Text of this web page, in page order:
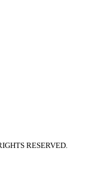
RESERVED.